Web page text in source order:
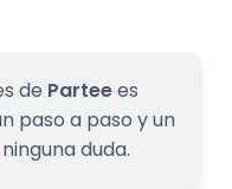
de Parteees
paso a paso y un
duda.